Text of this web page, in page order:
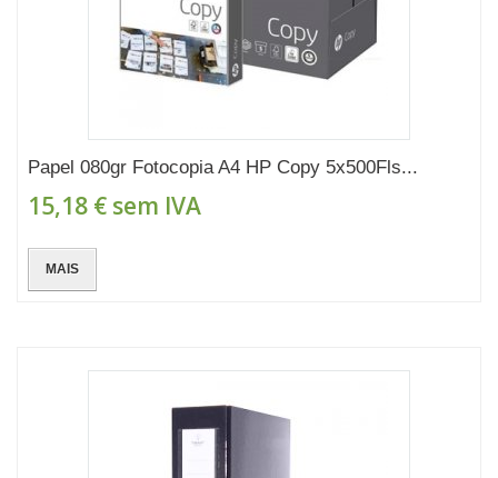
Papel 080gr Fotocopia A4 HP Copy 5x500Fls...
15,18 € sem IVA
MAIS